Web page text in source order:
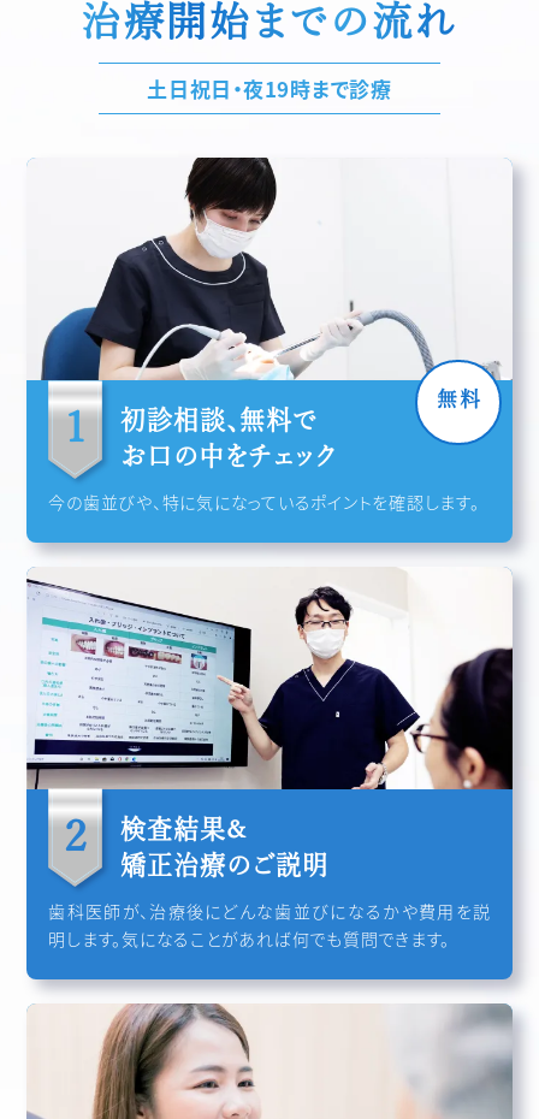
治療開始までの流れ
土日祝日・夜19時まで診療
初診相談、無料で
お口の中をチェック
今の歯並びや、特に気になっているポイントを確認します。
無料
検査結果&
矯正治療のご説明
歯科医師が、治療後にどんな歯並びになるかや費用を説
明します。気になることがあれば何でも質問できます。